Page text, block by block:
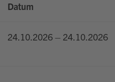
Datum
24.10.2026 – 24.10.2026